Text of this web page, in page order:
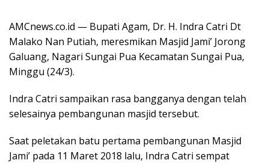
AMCnews.co.id — Bupati Agam, Dr. H. Indra Catri Dt
Malako Nan Putiah, meresmikan Masjid Jami’ Jorong
Galuang, Nagari Sungai Pua Kecamatan Sungai Pua,
Minggu (24/3).
Indra Catri sampaikan rasa bangganya dengan telah
selesainya pembangunan masjid tersebut.
Saat peletakan batu pertama pembangunan Masjid
Jami’ pada 11 Maret 2018 lalu, Indra Catri sempat